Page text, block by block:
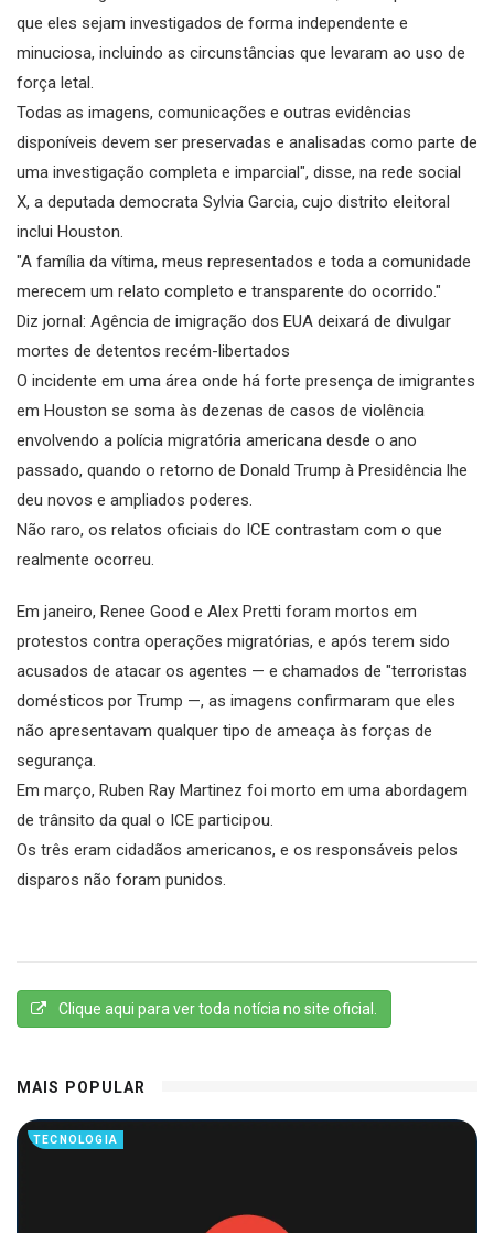
que eles sejam investigados de forma independente e
minuciosa, incluindo as circunstâncias que levaram ao uso de
força letal.
Todas as imagens, comunicações e outras evidências
disponíveis devem ser preservadas e analisadas como parte de
uma investigação completa e imparcial", disse, na rede social
X, a deputada democrata Sylvia Garcia, cujo distrito eleitoral
inclui Houston.
"A família da vítima, meus representados e toda a comunidade
merecem um relato completo e transparente do ocorrido."
Diz jornal: Agência de imigração dos EUA deixará de divulgar
mortes de detentos recém-libertados
O incidente em uma área onde há forte presença de imigrantes
em Houston se soma às dezenas de casos de violência
envolvendo a polícia migratória americana desde o ano
passado, quando o retorno de Donald Trump à Presidência lhe
deu novos e ampliados poderes.
Não raro, os relatos oficiais do ICE contrastam com o que
realmente ocorreu.
Em janeiro, Renee Good e Alex Pretti foram mortos em
protestos contra operações migratórias, e após terem sido
acusados de atacar os agentes — e chamados de "terroristas
domésticos por Trump —, as imagens confirmaram que eles
não apresentavam qualquer tipo de ameaça às forças de
segurança.
Em março, Ruben Ray Martinez foi morto em uma abordagem
de trânsito da qual o ICE participou.
Os três eram cidadãos americanos, e os responsáveis pelos
disparos não foram punidos.
Clique aqui para ver toda notícia no site oficial.
MAIS POPULAR
TECNOLOGIA